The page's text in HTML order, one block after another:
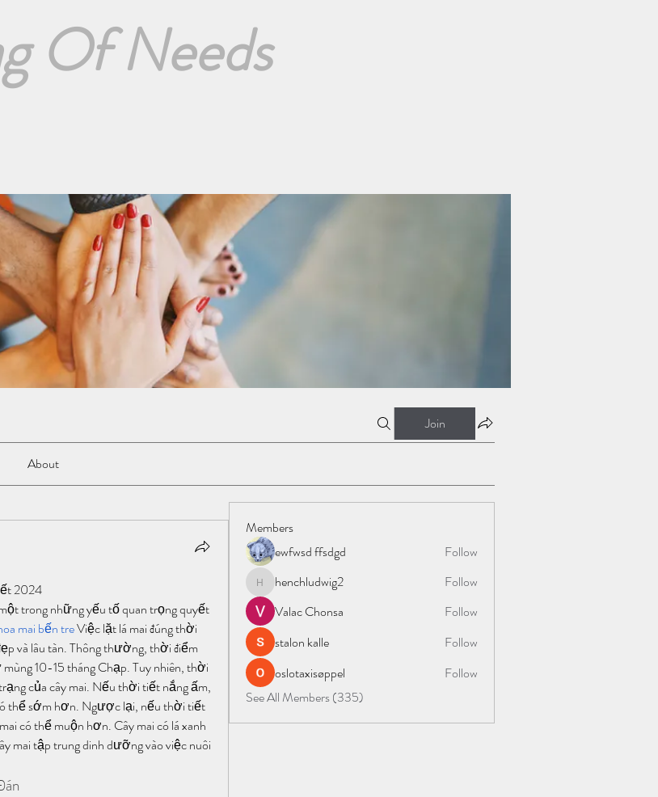
Of Needs
Join
About
2024
trong những yếu tố quan trọng quyết
mai bến tre Việc lặt lá mai đúng thời
và lâu tàn. Thông thường, thời điểm
10-15 tháng Chạp. Tuy nhiên, thời
của cây mai. Nếu thời tiết nắng ấm,
thể sớm hơn. Ngược lại, nếu thời tiết
có thể muộn hơn. Cây mai có lá xanh
mai tập trung dinh dưỡng vào việc nuôi
Members
ewfwsd ffsdgd
Follow
henchludwig2
henchludwig2
Follow
Valac Chonsa
Follow
stalon kalle
Follow
oslotaxisøppel
Follow
See All Members (335)